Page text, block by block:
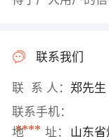
联系我们
联 系 人： 郑先
联系手机：
****
地 址： 山东